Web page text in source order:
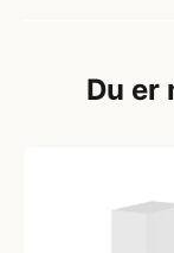
Du er